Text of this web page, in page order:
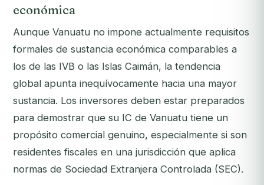
económica
Aunque Vanuatu no impone actualmente requisitos
formales de sustancia económica comparables a
los de las IVB o las Islas Caimán, la tendencia
global apunta inequívocamente hacia una mayor
sustancia. Los inversores deben estar preparados
para demostrar que su IC de Vanuatu tiene un
propósito comercial genuino, especialmente si son
residentes fiscales en una jurisdicción que aplica
normas de Sociedad Extranjera Controlada (SEC).